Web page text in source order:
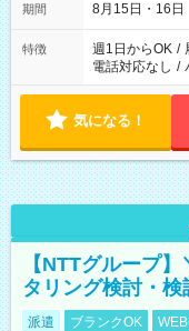
期間 8月15日・16日
特徴 週1日からOK /
電話対応なし /
気になる！
【NTTグループ
タリング検討・検
派遣 ブランクOK